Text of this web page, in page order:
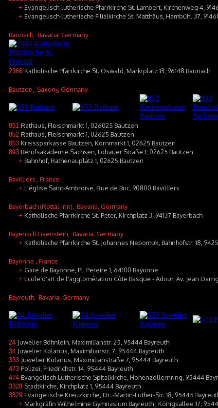
+ Evangelisch-lutherische Pfarrkirche St. Lambert, Kirchenweg 4,
+ Evangelisch-lutherische Filialkirche St. Matthäus, Hambühl 37,
Baunach , Bavaria, Germany
2366 Katholische Pfarrkirche St. Oswald, Marktplatz 13, 96148 Baunach
Bautzen , Saxony, Germany
851 Rathaus, Fleischmarkt 1, 026025 Bautzen
852 Rathaus, Fleischmarkt 1, 02625 Bautzen
853 Kreissparkasse Bautzen, Kornmarkt 1, 02625 Bautzen
893 Berufsakademie Sachsen, Löbauer Straße 1, 02625 Bautzen
+ Bahnhof, Rathenauplatz 1, 02625 Bautzen
Bavilliers , France
+ L'église Saint-Ambroise, Rue de Buc, 90800 Bavilliers
Bayerbach (Rottal-Inn) , Bavaria, Germany
+ Katholische Pfarrkirche St. Peter, Kirchplatz 3, 94137 Bayerbach
Bayerisch Eisenstein , Bavaria, Germany
+ Katholische Pfarrkirche St. Johannes Nepomuk, Bahnhofstr. 18,
Bayonne , France
+ Gare de Bayonne, Pl. Pereire 1, 64100 Bayonne
+ Ecole d'art de l'agglomération Côte Basque - Adour, Av. Jean
Bayreuth , Bavaria, Germany
24 Juwelier Böhnlein, Maximilianstr. 25, 95444 Bayreuth
34 Juwelier Kolanus, Maximilianstr. 7, 95444 Bayreuth
333 Juwelier Kolanus, Maximilianstraße 7, 95444 Bayreuth
473 Polizei, Friedrichstr. 14, 95444 Bayreuth
474 Evangelisch-Lutherische Spitalkirche, Hohenzollernring, 95444
3328 Stadtkirche, Kirchplatz 1, 95444 Bayreuth
3329 Evangelische Kreuzkirche, Dr. -Martin-Luther-Str. 18, 95445
+ Markgräfin Wilhelmine Gymnasium Bayreuth , Königsallee 17,